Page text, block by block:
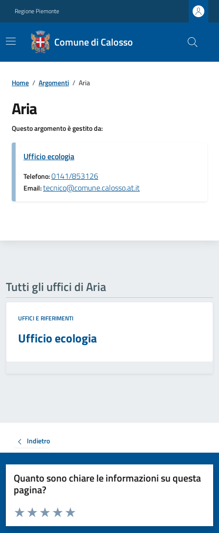
Regione Piemonte
Comune di Calosso
Home / Argomenti / Aria
Aria
Questo argomento è gestito da:
Ufficio ecologia
Telefono:0141/853126
Email:tecnico@comune.calosso.at.it
Tutti gli uffici di Aria
UFFICI E RIFERIMENTI
Ufficio ecologia
Indietro
Quanto sono chiare le informazioni su questa
pagina?
Valuta da 1 a 5 stelle la pagina
Valuta 5 stelle su 5
Valuta 4 stelle su 5
Valuta 3 stelle su 5
Valuta 2 stelle su 5
Valuta 1 stelle su 5